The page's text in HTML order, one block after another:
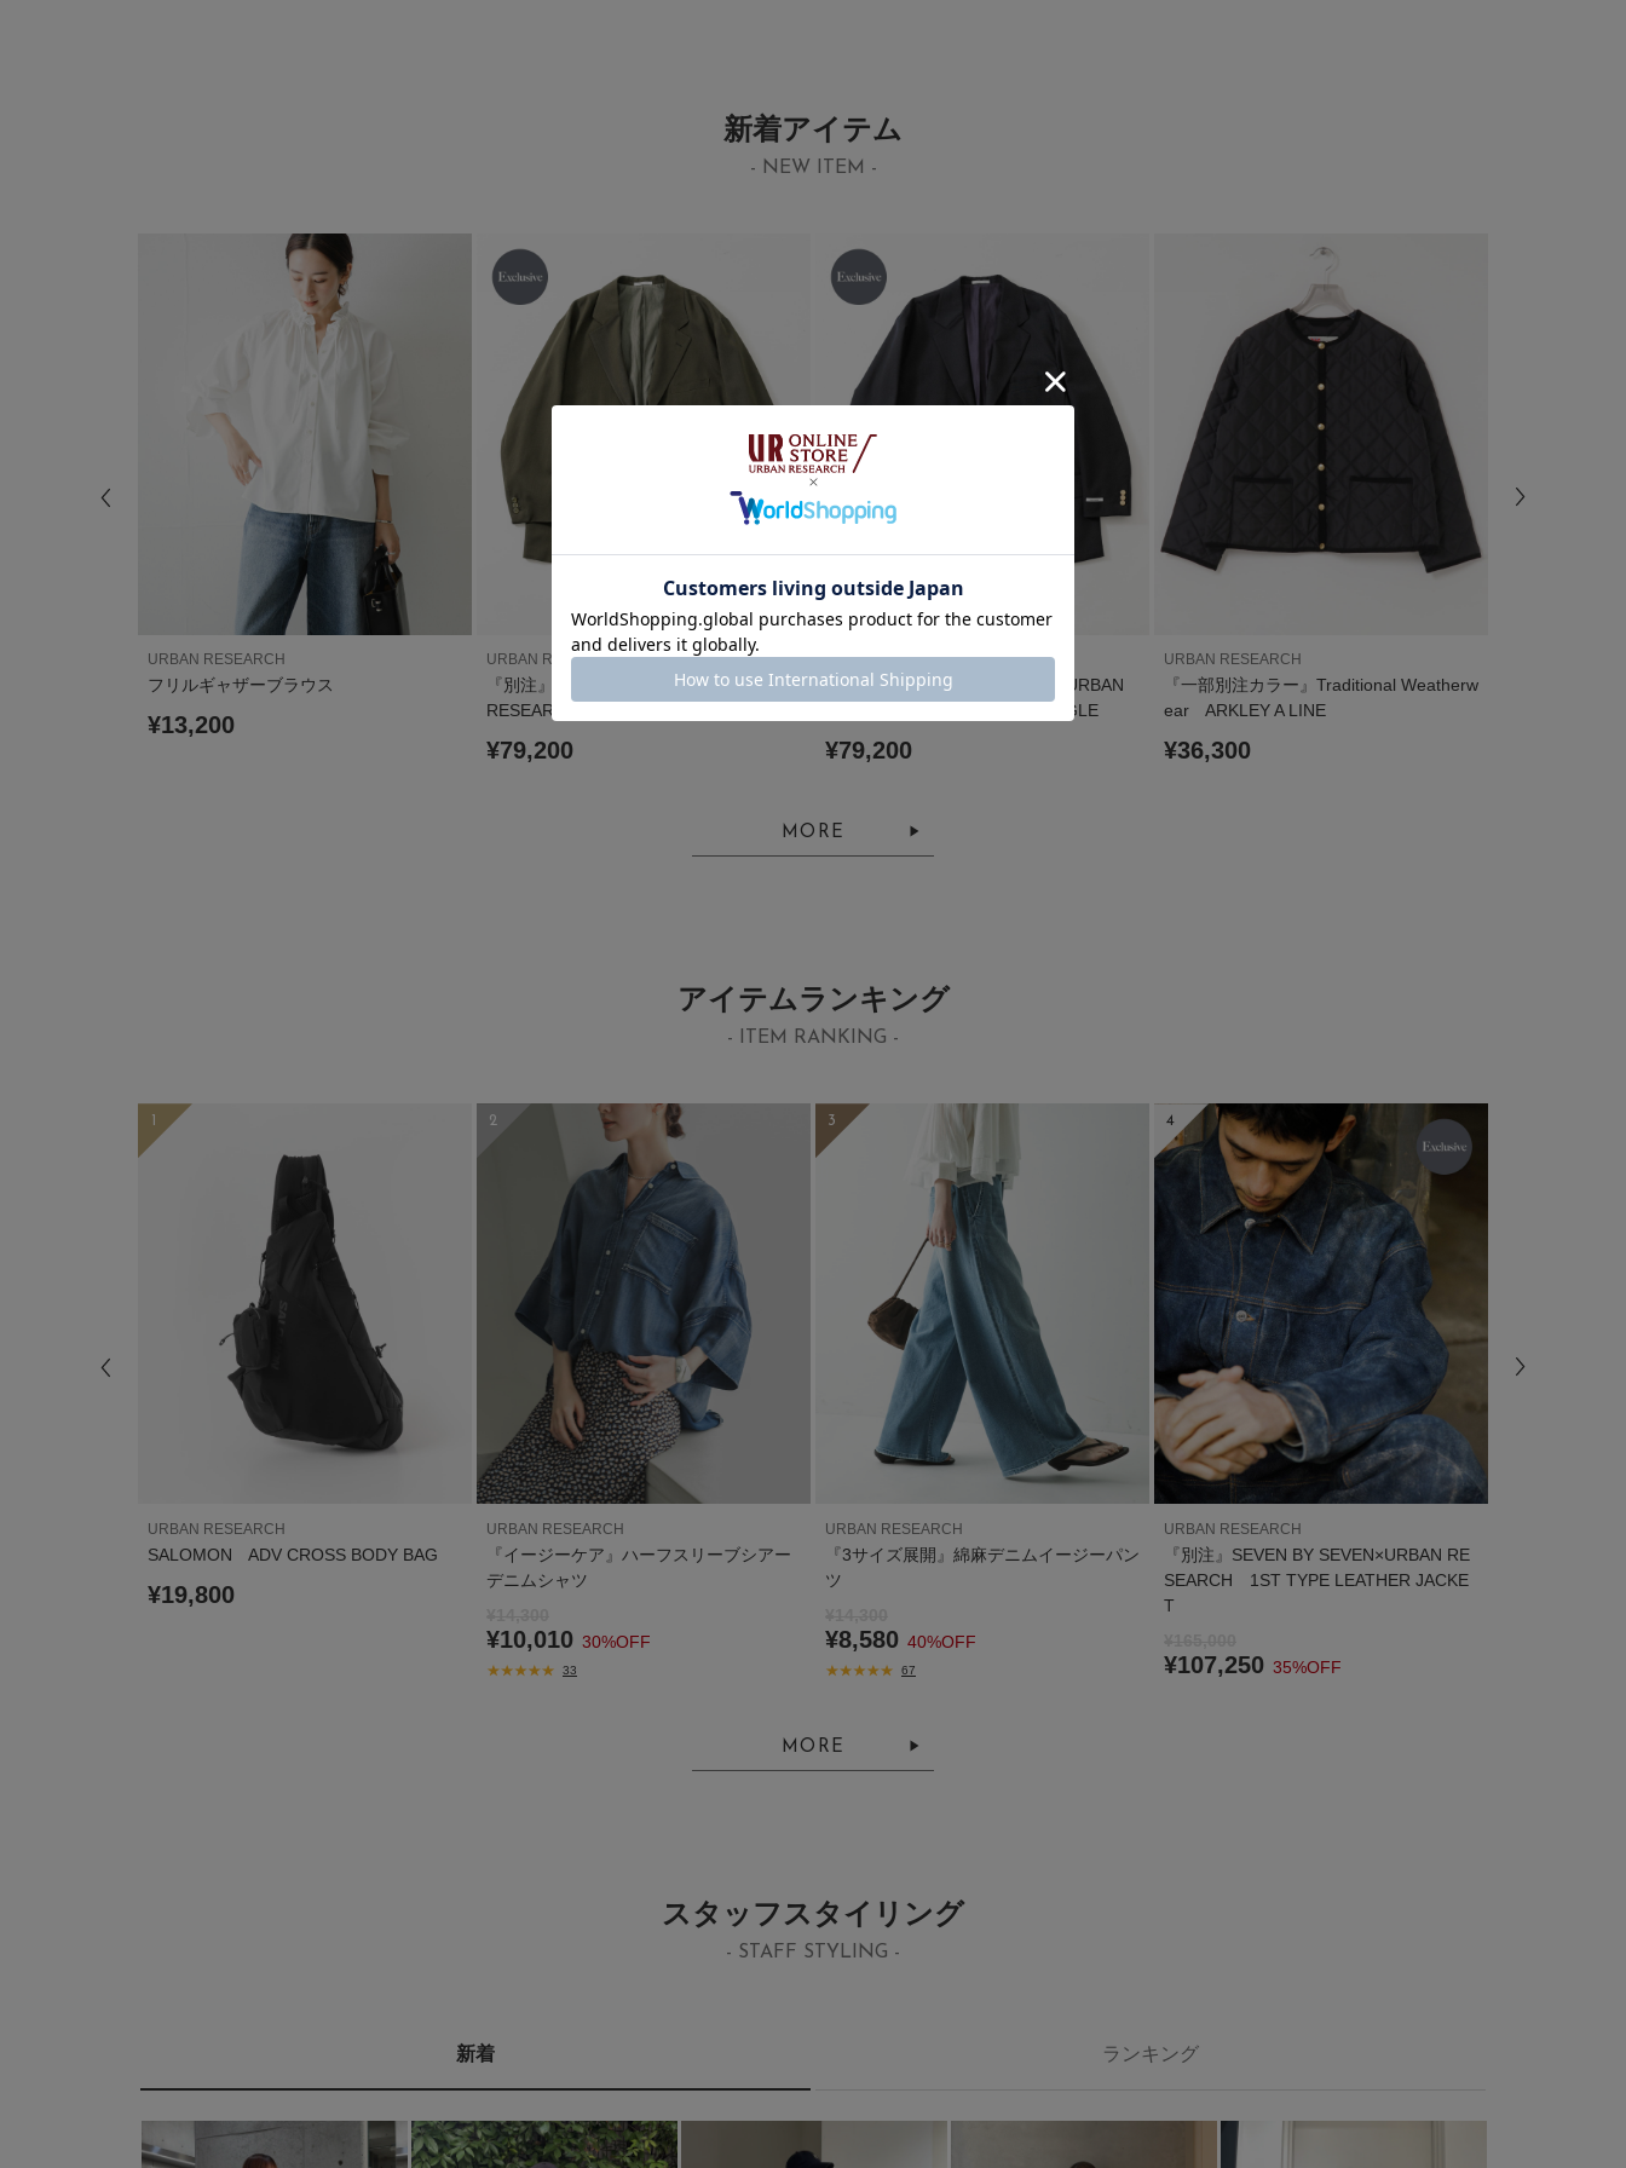
新着アイテム
- NEW ITEM -
URBAN RESEARCH
フリルギャザーブラウス
¥13,200
URBAN RESEARCH
『別注』COUTURE D’ADAME×URBAN
RESEARCH BIG JACKET SINGLE
¥79,200
URBAN RESEARCH
『別注』COUTURE D’ADAME×URBAN
RESEARCH BIG JACKET SINGLE
¥79,200
URBAN RESEARCH
『一部別注カラー』Traditional Weatherw
ear ARKLEY A LINE
¥36,300
MORE
アイテムランキング
- ITEM RANKING -
URBAN RESEARCH
SALOMON ADV CROSS BODY BAG
¥19,800
2
URBAN RESEARCH
『イージーケア』ハーフスリーブシアー
デニムシャツ
¥10,010 30%OFF
33
3
URBAN RESEARCH
『3サイズ展開』綿麻デニムイージーパン
ツ
¥8,580 40%OFF
67
4
URBAN RESEARCH
『別注』SEVEN BY SEVEN×URBAN RE
SEARCH 1ST TYPE LEATHER JACKE
T
¥107,250 35%OFF
MORE
スタッフスタイリング
- STAFF STYLING -
新着 ランキング